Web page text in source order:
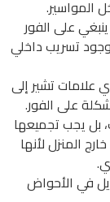
المواسير.
على الفور
وجود تسريب داخلي
علامات تشير إلى
على الفور.
بل يجب تجميعها
المنزل لأنها
في الأحواض